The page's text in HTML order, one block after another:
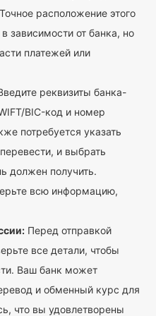
расположение этого
зависимости от банка, но
платежей или
реквизиты банка-
BIC-код и номер
потребуется указать
и выбрать
должен получить.
всю информацию,
Перед отправкой
все детали, чтобы
Ваш банк может
и обменный курс для
что вы удовлетворены